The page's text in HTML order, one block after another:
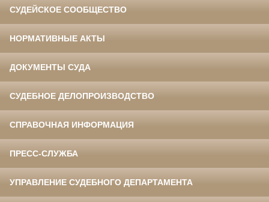
СУДЕЙСКОЕ СООБЩЕСТВО
НОРМАТИВНЫЕ АКТЫ
ДОКУМЕНТЫ СУДА
СУДЕБНОЕ ДЕЛОПРОИЗВОДСТВО
СПРАВОЧНАЯ ИНФОРМАЦИЯ
ПРЕСС-СЛУЖБА
УПРАВЛЕНИЕ СУДЕБНОГО ДЕПАРТАМЕНТА